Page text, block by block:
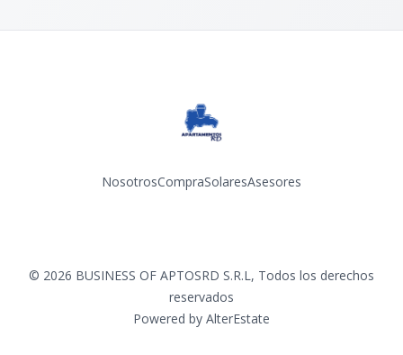
NosotrosCompraSolaresAsesores
© 2026 BUSINESS OF APTOSRD S.R.L, Todos los derechos
reservados
Powered by AlterEstate